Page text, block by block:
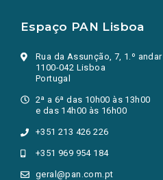
Espaço PAN Lisboa
Rua da Assunção, 7, 1.º andar
1100-042 Lisboa
Portugal
2ª a 6ª das 10h00 às 13h00
e das 14h00 às 16h00
+351 213 426 226
+351 969 954 184
geral@pan.com.pt